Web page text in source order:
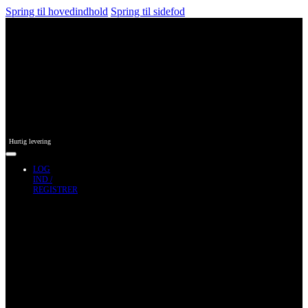
Spring til hovedindhold Spring til sidefod
Hurtig levering
LOG
IND /
REGISTRER